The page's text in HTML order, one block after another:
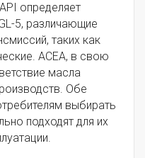
определяет
5, различающие
таких как
ACEA, в свою
масла
Обе
выбирать
подходят для их